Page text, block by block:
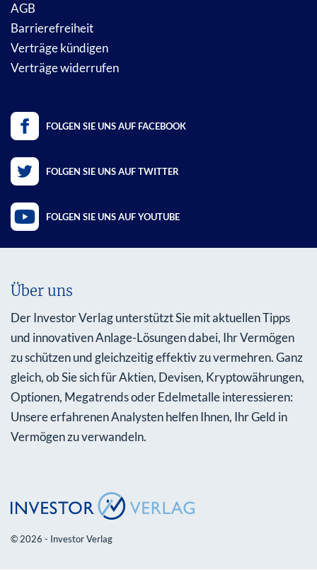
AGB
Barrierefreiheit
Verträge kündigen
Verträge widerrufen
FOLGEN SIE UNS AUF FACEBOOK
FOLGEN SIE UNS AUF TWITTER
FOLGEN SIE UNS AUF YOUTUBE
Über uns
Der Investor Verlag unterstützt Sie mit aktuellen Tipps
und innovativen Anlage-Lösungen dabei, Ihr Vermögen
zu schützen und gleichzeitig effektiv zu vermehren. Ganz
gleich, ob Sie sich für Aktien, Devisen, Kryptowährungen,
Optionen, Megatrends oder Edelmetalle interessieren:
Unsere erfahrenen Analysten helfen Ihnen, Ihr Geld in
Vermögen zu verwandeln.
© 2026 - Investor Verlag